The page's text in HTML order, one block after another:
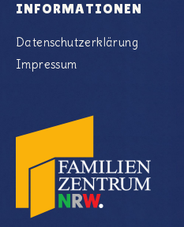
INFORMATIONEN
Datenschutzerklärung
Impressum